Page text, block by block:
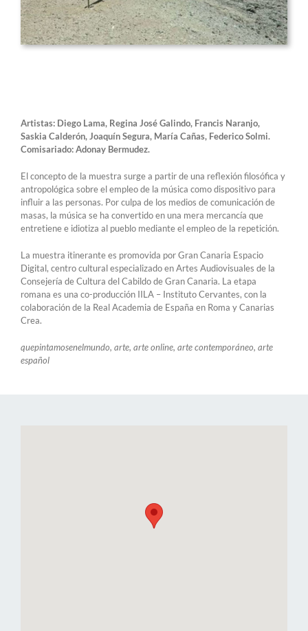
Artistas: Diego Lama, Regina José Galindo, Francis Naranjo,
Saskia Calderón, Joaquín Segura, María Cañas, Federico Solmi.
Comisariado: Adonay Bermudez.
El concepto de la muestra surge a partir de una reflexión filosófica y
antropológica sobre el empleo de la música como dispositivo para
influir a las personas. Por culpa de los medios de comunicación de
masas, la música se ha convertido en una mera mercancía que
entretiene e idiotiza al pueblo mediante el empleo de la repetición.
La muestra itinerante es promovida por Gran Canaria Espacio
Digital, centro cultural especializado en Artes Audiovisuales de la
Consejería de Cultura del Cabildo de Gran Canaria. La etapa
romana es una co-producción IILA – Instituto Cervantes, con la
colaboración de la Real Academia de España en Roma y Canarias
Crea.
quepintamosenelmundo, arte, arte online, arte contemporáneo, arte
español